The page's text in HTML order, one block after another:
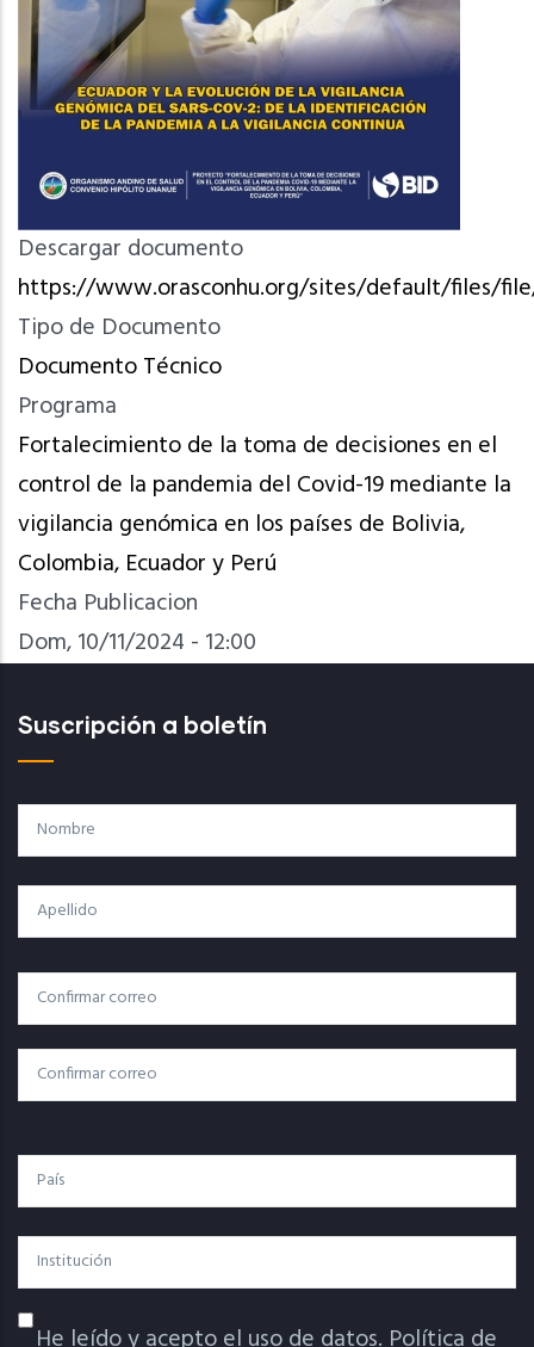
Descargar documento
https://www.orasconhu.org/sites/default/files/
Tipo de Documento
Documento Técnico
Programa
Fortalecimiento de la toma de decisiones en el
control de la pandemia del Covid-19 mediante la
vigilancia genómica en los países de Bolivia,
Colombia, Ecuador y Perú
Fecha Publicacion
Dom, 10/11/2024 - 12:00
Suscripción a boletín
Nombre
Apellido
Correo
Electrónico
Correo Electrónico
Confirmar Correo
País
Institución
Política De Privacidad